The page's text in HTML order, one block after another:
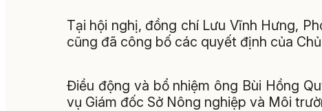
Tại hội nghị, đồng chí Lưu Vĩnh Hưng,
cũng đã công bố các quyết định của
Điều động và bổ nhiệm ông Bùi Hồng
vụ Giám đốc Sở Nông nghiệp và Môi